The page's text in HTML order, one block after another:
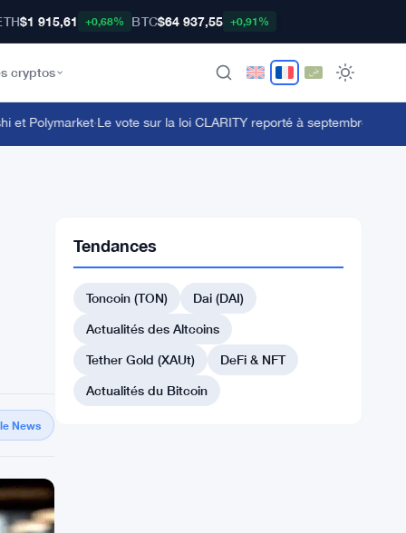
$1 915,61 +0,68% BTC$64 937,55 +0,91%
cryptos
Polymarket·Le vote sur la loi CLARITY reporté à septembre face au
News
Tendances
Toncoin (TON)
Dai (DAI)
Actualités des Altcoins
Tether Gold (XAUt)
DeFi & NFT
Actualités du Bitcoin